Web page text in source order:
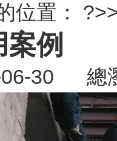
位置：
例
06-30 總